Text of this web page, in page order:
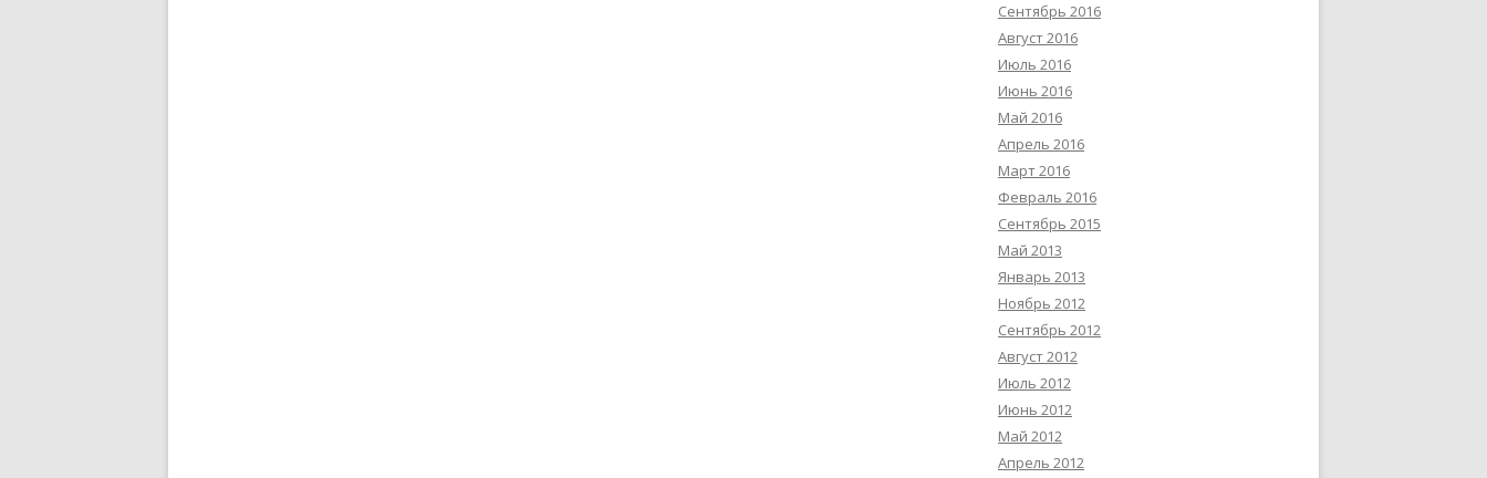
Сентябрь 2016
Август 2016
Июль 2016
Июнь 2016
Май 2016
Апрель 2016
Март 2016
Февраль 2016
Сентябрь 2015
Май 2013
Январь 2013
Ноябрь 2012
Сентябрь 2012
Август 2012
Июль 2012
Июнь 2012
Май 2012
Апрель 2012